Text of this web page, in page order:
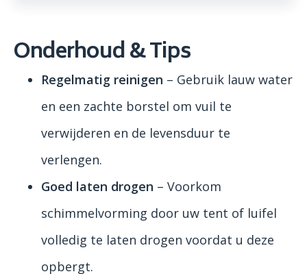
Onderhoud & Tips
Regelmatig reinigen – Gebruik lauw water
en een zachte borstel om vuil te
verwijderen en de levensduur te
verlengen.
Goed laten drogen – Voorkom
schimmelvorming door uw tent of luifel
volledig te laten drogen voordat u deze
opbergt.